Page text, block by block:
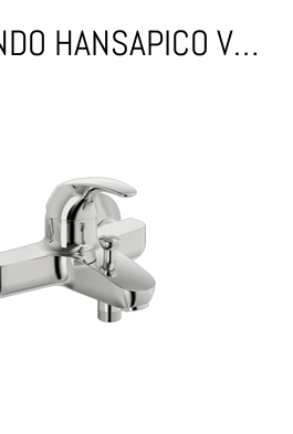
MONOCOMANDO HANSAPICO VASCA CROMO